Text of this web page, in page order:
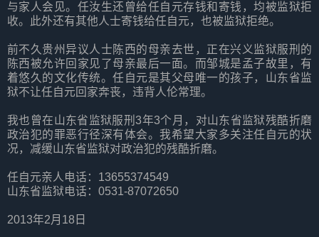
与家人会见。任汝生还曾给任自元存钱和寄钱，均被监狱拒
收。此外还有其他人士寄钱给任自元，也被监狱拒绝。
前不久贵州异议人士陈西的母亲去世，正在兴义监狱服刑的
陈西被允许回家见了母亲最后一面。而邹城是孟子故里，有
着悠久的文化传统。任自元是其父母唯一的孩子，山东省监
狱不让任自元回家奔丧，违背人伦常理。
我也曾在山东省监狱服刑3年3个月，对山东省监狱残酷折磨
政治犯的罪恶行径深有体会。我希望大家多关注任自元的状
况，减缓山东省监狱对政治犯的残酷折磨。
任自元亲人电话：13655374549
山东省监狱电话：0531-87072650
2013年2月18日